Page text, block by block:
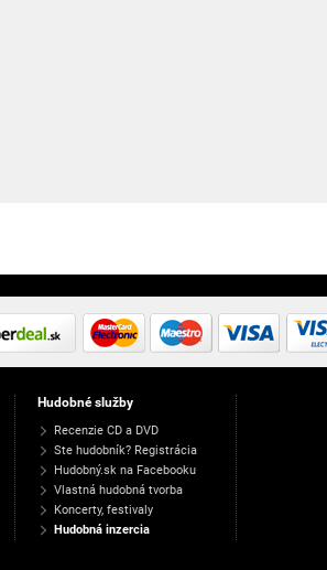
Hudobné služby
Recenzie CD a DVD
Ste hudobník? Registrácia
Hudobný.sk na Facebooku
Vlastná hudobná tvorba
Koncerty, festivaly
Hudobná inzercia